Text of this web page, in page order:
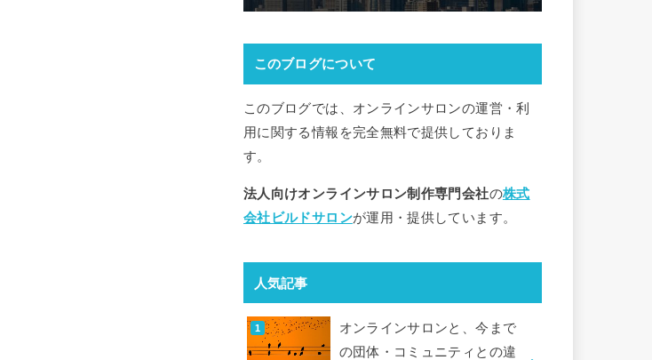
このブログについて
このブログでは、オンラインサロンの運営・利
用に関する情報を完全無料で提供しておりま
す。
法人向けオンラインサロン制作専門会社の株式
会社ビルドサロンが運用・提供しています。
人気記事
オンラインサロンと、今まで
の団体・コミュニティとの違